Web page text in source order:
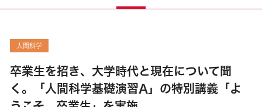
人間科学
卒業生を招き、大学時代と現在について聞
く。「人間科学基礎演習A」の特別講義「よ